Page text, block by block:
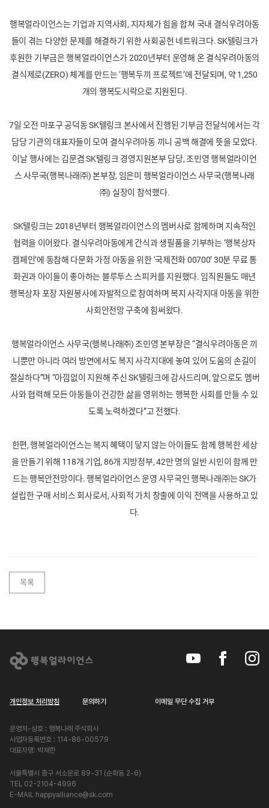
행복얼라이언스는 기업과 지역사회, 지자체가 힘을 합쳐 국내 결식우려아동
들이 겪는 다양한 문제를 해결하기 위한 사회공헌 네트워크다. SK텔링크가
후원한 기부금은 행복얼라이언스가 2020년부터 운영해 온 결식우려아동의
결식제로(ZERO) 체계를 만드는 ‘행복두끼 프로젝트’에 전달되며, 약 1,250
개의 행복도시락으로 지원된다.
7일 오전 마포구 공덕동 SK텔링크 본사에서 진행된 기부금 전달식에서는 각
담당 기관의 대표자들이 모여 결식우려아동 끼니 공백 해결에 뜻을 모았다.
이날 행사에는 김문겸 SK텔링크 경영지원본부 담당, 조민영 행복얼라이언
스 사무국(행복나래㈜) 본부장, 임은미 행복얼라이언스 사무국(행복나래
㈜) 실장이 참석했다.
SK텔링크는 2018년부터 행복얼라이언스의 멤버사로 함께하며 지속적인
협력을 이어왔다. 결식우려아동에게 간식과 생필품을 기부하는 ‘행복상자
캠페인’에 동참해 다문화 가정 아동을 위한 ‘국제전화 00700’ 30분 무료 통
화권과 아이들이 좋아하는 블루투스 스피커를 지원했다. 임직원들도 매년
행복상자 포장 자원봉사에 자발적으로 참여하며 복지 사각지대 아동을 위한
사회안전망 구축에 힘써왔다.
행복얼라이언스 사무국(행복나래㈜) 조민영 본부장은 “결식우려아동은 끼
니뿐만 아니라 여러 방면에서도 복지 사각지대에 놓여 있어 도움의 손길이
절실하다”며 “아낌없이 지원해 주신 SK텔링크에 감사드리며, 앞으로도 멤버
사와 협력해 모든 아동들이 건강한 삶을 영위하는 행복한 사회를 만들 수 있
도록 노력하겠다”고 전했다.
한편, 행복얼라이언스는 복지 혜택이 닿지 않는 아이들도 함께 행복한 세상
을 만들기 위해 118개 기업, 86개 지방정부, 42만 명의 일반 시민이 함께 만
드는 행복안전망이다. 행복얼라이언스 운영 사무국인 행복나래㈜는 SK가
설립한 구매 서비스 회사로서, 사회적 가치 창출에 이익 전액을 사용하고 있
다.
목록
개인정보 처리방침 문의하기 이메일 무단 수집 거부
운영처-상호 : 행복나래 주식회사
사업자등록번호 : 114-86-00579
대표자명: 박재한
서울특별시 중구 서소문로 89-31 (순화동 2-6)
TEL 02-2104-4996
E-MAIL happyalliance@sk.com